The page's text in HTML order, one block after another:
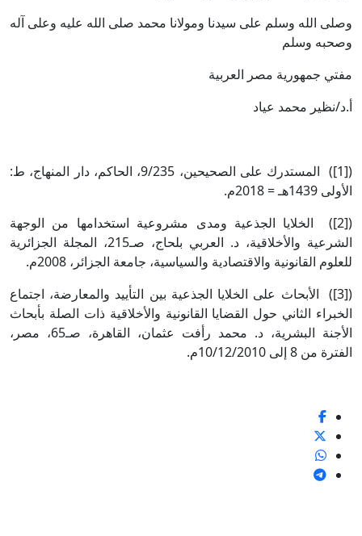
وصلى الله وسلم على سيدنا ومولانا محمد صلى الله عليه وعلى آله
وصحبه وسلم
مفتي جمهورية مصر العربية
أ.د/نظير محمد عياد
([1]) المستدرك على الصحيحين، 9/235، الحاكم، دار المنهاج، ط:
الأولى 1439هـ = 2018م.
([2]) الخلايا الجذعية ومدى مشروعية استخدامها من الوجهة
الشرعية والأخلاقية، د. العربي بلحاج، صـ215، المجلة الجزائرية
للعلوم القانونية والاقتصادية والسياسية، جامعة الجزائر، 2008م.
([3]) الأبحاث على الخلايا الجذعية بين التأييد والمعارضة، اجتماع
الخبراء الثاني حول القضايا القانونية والأخلاقية ذات الصلة بأبحاث
الأجنة البشرية، د. محمد رأفت عثمان، القاهرة، صـ65، مصر،
الفترة من 8 إلى 10/12/2010م.